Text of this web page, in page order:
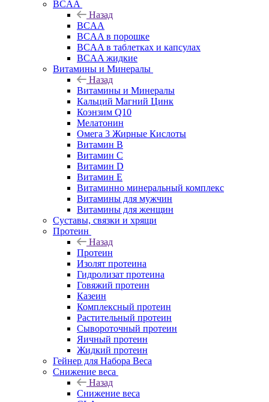
BCAA
Назад
BCAA
BCAA в порошке
BCAA в таблетках и капсулах
BCAA жидкие
Витамины и Минералы
Назад
Витамины и Минералы
Кальций Магний Цинк
Коэнзим Q10
Мелатонин
Омега 3 Жирные Кислоты
Витамин B
Витамин C
Витамин D
Витамин E
Витаминно минеральный комплекс
Витамины для мужчин
Витамины для женщин
Суставы, связки и хрящи
Протеин
Назад
Протеин
Изолят протеина
Гидролизат протеина
Говяжий протеин
Казеин
Комплексный протеин
Растительный протеин
Сывороточный протеин
Яичный протеин
Жидкий протеин
Гейнер для Набора Веса
Снижение веса
Назад
Снижение веса